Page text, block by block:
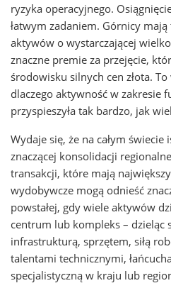
ryzyka operacyjnego.
łatwym zadaniem. Górnicy
aktywów o wystarczającej
znaczne premie za przejęcie,
środowisku silnych cen złota.
dlaczego aktywność w zakresie
przyspieszyła tak bardzo, jak
Wydaje się, że na całym
znaczącej konsolidacji
transakcji, które mają
wydobywcze mogą odnieść
powstałej, gdy wiele aktywów
centrum lub kompleks – dzieląc
infrastrukturą, sprzętem, siłą
talentami technicznymi,
specjalistyczną w kraju lub